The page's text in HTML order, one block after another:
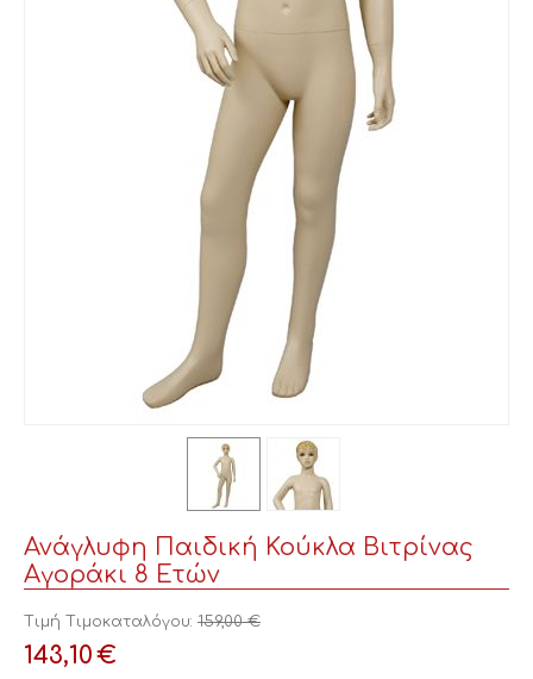
Ανάγλυφη Παιδική Κούκλα Βιτρίνας
Αγοράκι 8 Ετών
Τιμή Τιμοκαταλόγου: 159,00 €
143,10€